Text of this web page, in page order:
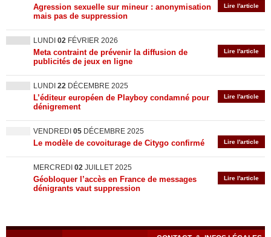
Lire l'article
Agression sexuelle sur mineur : anonymisation
mais pas de suppression
LUNDI 02 FÉVRIER 2026
Lire l'article
Meta contraint de prévenir la diffusion de
publicités de jeux en ligne
LUNDI 22 DÉCEMBRE 2025
Lire l'article
L’éditeur européen de Playboy condamné pour
dénigrement
VENDREDI 05 DÉCEMBRE 2025
Lire l'article
Le modèle de covoiturage de Citygo confirmé
MERCREDI 02 JUILLET 2025
Lire l'article
Géobloquer l’accès en France de messages
dénigrants vaut suppression